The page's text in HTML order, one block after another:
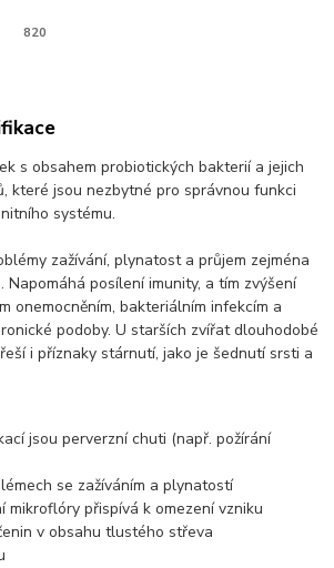
820
s obsahem probiotických bakterií a jejich
které jsou nezbytné pro správnou funkci
systému.
zažívání, plynatost a průjem zejména
posílení imunity, a tím zvýšení
onemocněním, bakteriálním infekcím a
podoby. U starších zvířat dlouhodobé
i příznaky stárnutí, jako je šednutí srsti a
jsou perverzní chuti (např. požírání
se zažíváním a plynatostí
mikroflóry přispívá k omezení vzniku
v obsahu tlustého střeva